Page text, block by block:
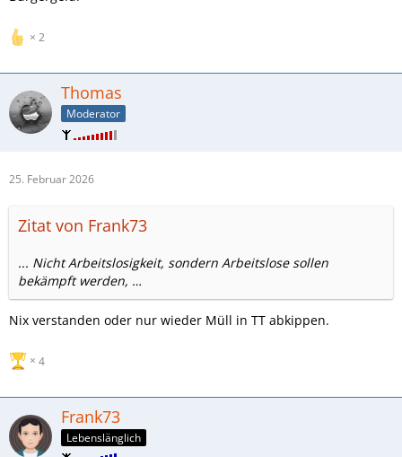
2
Thomas
Moderator
25. Februar 2026
Zitat von Frank73
... Nicht Arbeitslosigkeit, sondern Arbeitslose sollen
bekämpft werden, …
Nix verstanden oder nur wieder Müll in TT abkippen.
4
Frank73
Lebenslänglich